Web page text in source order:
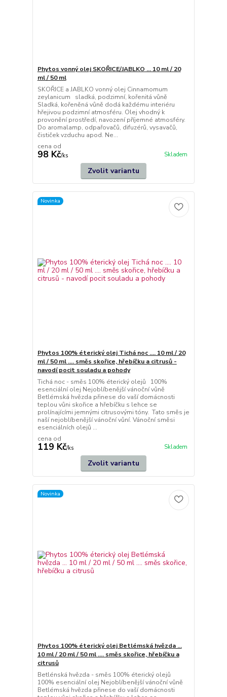
Phytos vonný olej SKOŘICE/JABLKO ... 10 ml / 20
ml / 50 ml
SKOŘICE a JABLKO vonný olej Cinnamomum
zeylanicum sladká, podzimní, kořenitá vůně
Sladká, kořeněná vůně dodá každému interiéru
hřejivou podzimní atmosféru. Olej vhodný k
provonění prostředí, navození příjemné atmosféry.
Do aromalamp, odpařovačů, difuzérů, vysavačů,
čističek vzduchu apod. Ne...
cena od
98 Kč/ks Skladem
Zvolit variantu
Novinka
Phytos 100% éterický olej Tichá noc .... 10 ml / 20
ml / 50 ml .... směs skořice, hřebíčku a citrusů -
navodí pocit souladu a pohody
Tichá noc - směs 100% éterický olejů 100%
esenciální olej Nejoblíbenější vánoční vůně
Betlémská hvězda přinese do vaší domácnosti
teplou vůni skořice a hřebíčku s lehce se
prolínajícími jemnými citrusovými tóny. Tato směs je
naší nejoblíbenější vánoční vůní. Vánoční směsi
esenciálních olejů ...
cena od
119 Kč/ks Skladem
Zvolit variantu
Novinka
Phytos 100% éterický olej Betlémská hvězda ...
10 ml / 20 ml / 50 ml .... směs skořice, hřebíčku a
citrusů
Betlénská hvězda - směs 100% éterický olejů
100% esenciální olej Nejoblíbenější vánoční vůně
Betlémská hvězda přinese do vaší domácnosti